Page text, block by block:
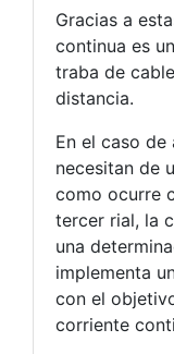
Gracias a
continua es
traba de
distancia.
En el caso de
necesitan de
como ocurre
tercer rial, la
una
implementa
con el
corriente